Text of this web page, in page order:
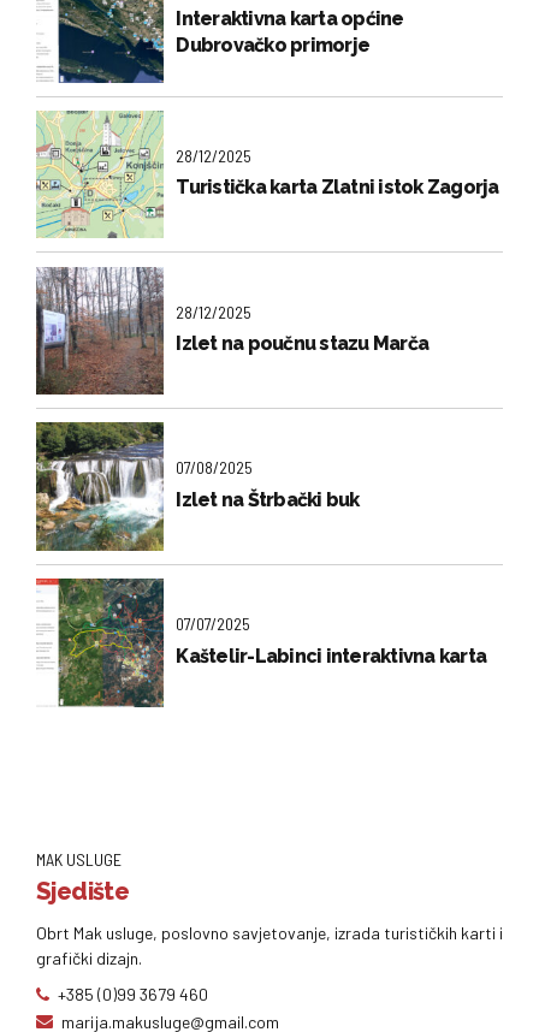
Interaktivna karta općine
Dubrovačko primorje
28/12/2025
Turistička karta Zlatni istok Zagorja
28/12/2025
Izlet na poučnu stazu Marča
07/08/2025
Izlet na Štrbački buk
07/07/2025
Kaštelir-Labinci interaktivna karta
MAK USLUGE
Sjedište
Obrt Mak usluge, poslovno savjetovanje, izrada turističkih karti i
grafički dizajn.
+385 (0)99 3679 460
marija.makusluge@gmail.com